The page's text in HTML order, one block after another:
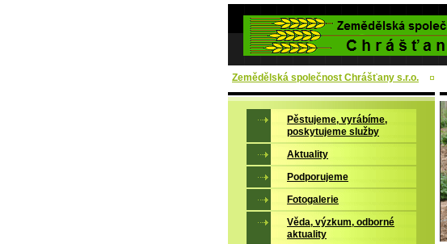
Zemědělská společnost Chrášťany s.r.o.
Pěstujeme, vyrábíme,
poskytujeme služby
Aktuality
Podporujeme
Fotogalerie
Věda, výzkum, odborné
aktuality